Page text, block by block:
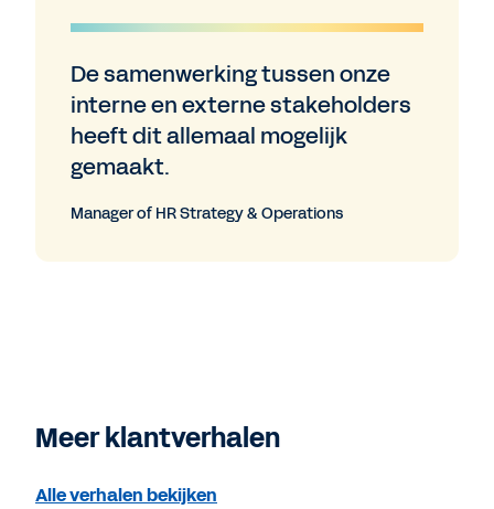
De samenwerking tussen onze
interne en externe stakeholders
heeft dit allemaal mogelijk
gemaakt.
Manager of HR Strategy & Operations
Meer klantverhalen
Alle verhalen bekijken